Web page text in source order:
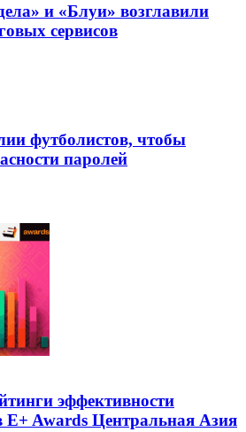
и «Блуи» возглавили
сервисов
футболистов, чтобы
паролей
эффективности
E+ Awards Центральная Азия